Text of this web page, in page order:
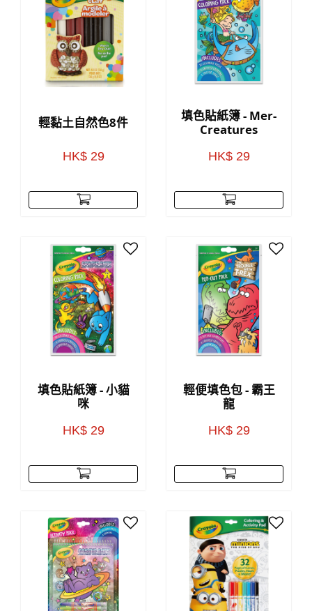
輕黏土自然色8件
HK$ 29
填色貼紙簿 - Mer-
Creatures
HK$ 29
填色貼紙簿 - 小貓
咪
HK$ 29
輕便填色包 - 霸王
龍
HK$ 29